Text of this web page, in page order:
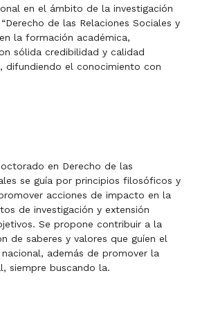
en el ámbito de la investigación
de las Relaciones Sociales y
la formación académica,
sólida credibilidad y calidad
difundiendo el conocimiento con
en Derecho de las
se guía por principios filosóficos y
acciones de impacto en la
de investigación y extensión
Se propone contribuir a la
de saberes y valores que guíen el
además de promover la
siempre buscando la.